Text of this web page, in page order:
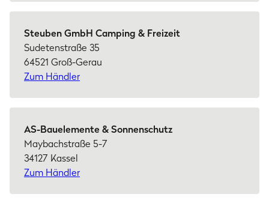
Steuben GmbH Camping & Freizeit
Sudetenstraße 35
64521 Groß-Gerau
Zum Händler
AS-Bauelemente & Sonnenschutz
Maybachstraße 5-7
34127 Kassel
Zum Händler